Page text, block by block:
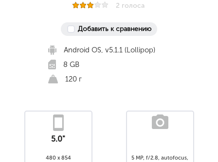
2 голоса
Добавить к сравнению
Android OS, v5.1.1 (Lollipop)
8 GB
120 г
5.0"
480 x 854
5 MP, f/2.8, autofocus,